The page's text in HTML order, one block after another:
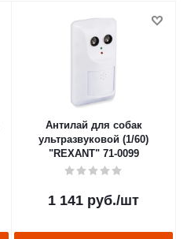
Антилай для собак
ультразвуковой (1/60)
"REXANT" 71-0099
1 141 руб./шт